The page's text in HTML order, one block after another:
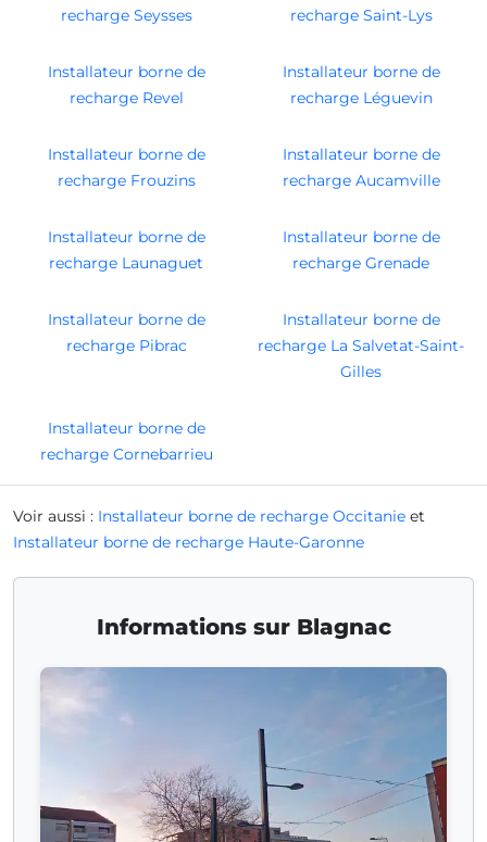
recharge Seysses
recharge Saint-Lys
Installateur borne de
recharge Revel
Installateur borne de
recharge Léguevin
Installateur borne de
recharge Frouzins
Installateur borne de
recharge Aucamville
Installateur borne de
recharge Launaguet
Installateur borne de
recharge Grenade
Installateur borne de
recharge Pibrac
Installateur borne de
recharge La Salvetat-Saint-
Gilles
Installateur borne de
recharge Cornebarrieu
Voir aussi : Installateur borne de recharge Occitanie et
Installateur borne de recharge Haute-Garonne
Informations sur Blagnac